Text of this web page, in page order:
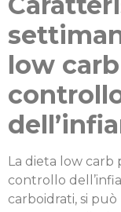
low
La dieta low carb
controllo
carboidrati, si